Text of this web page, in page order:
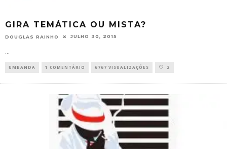
GIRA TEMÁTICA OU MISTA?
DOUGLAS RAINHO JULHO 30, 2015
...
UMBANDA 1 COMENTÁRIO 6767 VISUALIZAÇÕES 2